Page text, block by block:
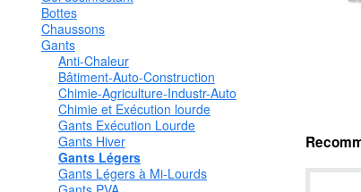
Bottes
Chaussons
Gants
Anti-Chaleur
Bâtiment-Auto-Construction
Chimie-Agriculture-Industr-Auto
Chimie et Exécution lourde
Gants Exécution Lourde
Gants Hiver
Gants Légers
Gants Légers à Mi-Lourds